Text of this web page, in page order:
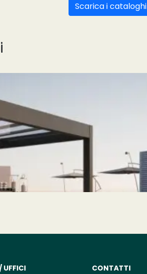
Scarica i cataloghi
UFFICI
CONTATTI